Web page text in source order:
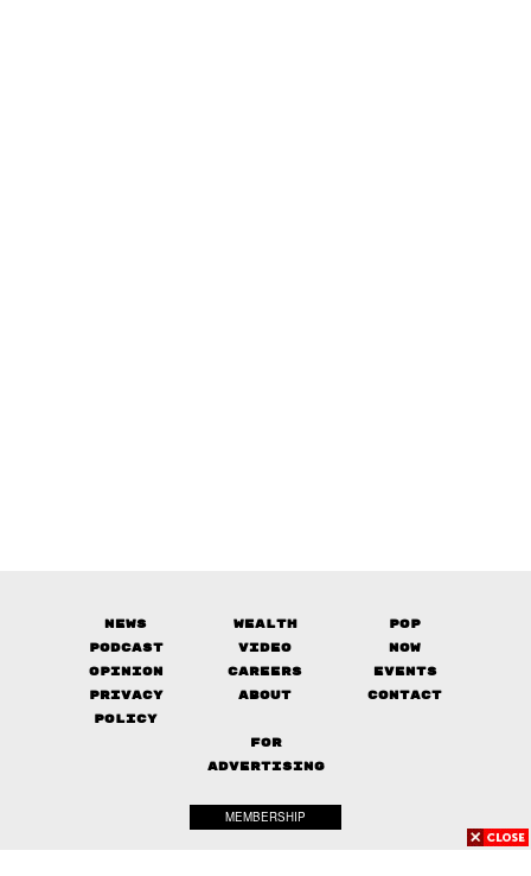
News Wealth
Pop
Podcast
Video
Now
Opinion
Careers
Events
Privacy
Policy
About Contact
FOR
ADVERTISING
MEMBERSHIP